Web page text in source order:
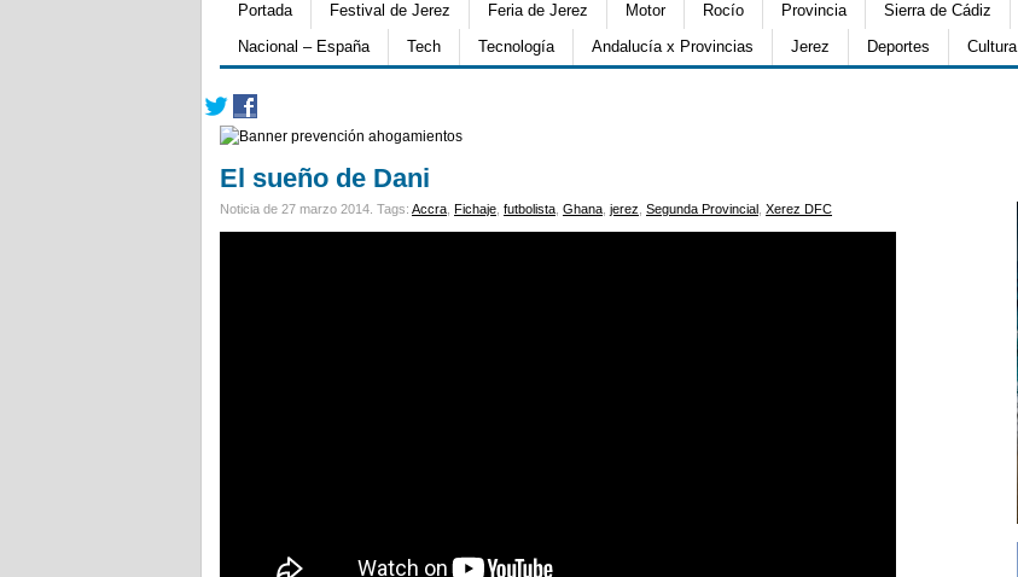
Portada Festival de Jerez Feria de Jerez Motor Rocío Provincia Sierra de Cádiz
Nacional – España
Tech Tecnología Andalucía x Provincias Jerez Deportes Cultura
El sueño de Dani
Noticia de 27 marzo 2014. Tags: Accra Fichaje futbolista Ghana jerez Segunda Provincial Xerez DFC